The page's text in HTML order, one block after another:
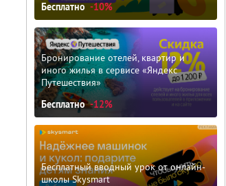
Бесплатно -10%
Бронирование отелей, квартир и
иного жилья в сервисе «Яндекс
Путешествия»
Бесплатно -12%
Бесплатный вводный урок от онлайн-
школы Skysmart